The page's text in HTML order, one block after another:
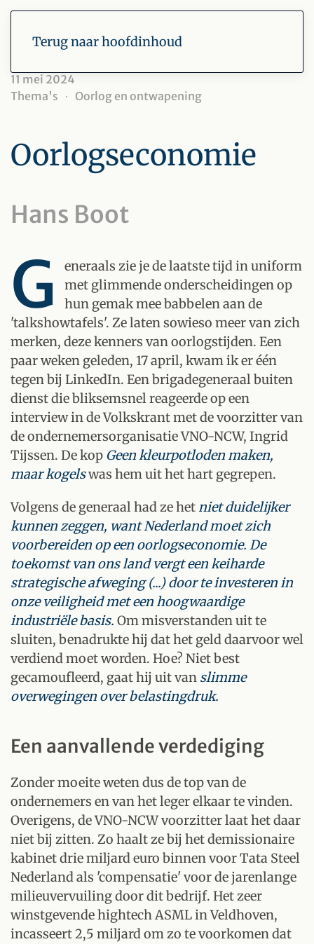
Terug naar hoofdinhoud
11 mei 2024
Thema's
Oorlog en ontwapening
Oorlogseconomie
Hans Boot
G
eneraals zie je de laatste tijd in uniform
met glimmende onderscheidingen op
hun gemak mee babbelen aan de
'talkshowtafels'. Ze laten sowieso meer van zich
merken, deze kenners van oorlogstijden. Een
paar weken geleden, 17 april, kwam ik er één
tegen bij LinkedIn. Een brigadegeneraal buiten
dienst die bliksemsnel reageerde op een
interview in de Volkskrant met de voorzitter van
de ondernemersorganisatie VNO-NCW, Ingrid
Tijssen. De kop Geen kleurpotloden maken,
maar kogelswas hem uit het hart gegrepen.
Volgens de generaal had ze hetniet duidelijker
kunnen zeggen, want Nederland moet zich
voorbereiden op een oorlogseconomie. De
toekomst van ons land vergt een keiharde
strategische afweging (...) door te investeren in
onze veiligheid met een hoogwaardige
industriële basis. Om misverstanden uit te
sluiten, benadrukte hij dat het geld daarvoor wel
verdiend moet worden. Hoe? Niet best
gecamoufleerd, gaat hij uit van slimme
overwegingen over belastingdruk.
Een aanvallende verdediging
Zonder moeite weten dus de top van de
ondernemers en van het leger elkaar te vinden.
Overigens, de VNO-NCW voorzitter laat het daar
niet bij zitten. Zo haalt ze bij het demissionaire
kabinet drie miljard euro binnen voor Tata Steel
Nederland als 'compensatie' voor de jarenlange
milieuvervuiling door dit bedrijf. Het zeer
winstgevende hightech ASML in Veldhoven,
incasseert 2,5 miljard om zo te voorkomen dat